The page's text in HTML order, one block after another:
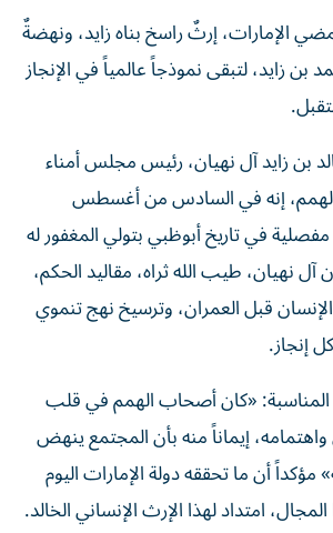
الإمارات، إرثٌ راسخ بناه زايد، ونهضةٌ
بن زايد، لتبقى نموذجاً عالمياً في الإنجاز
بن زايد آل نهيان، رئيس مجلس أمناء
إنه في السادس من أغسطس
مفصلية في تاريخ أبوظبي بتولي المغفور له
نهيان، طيب الله ثراه، مقاليد الحكم،
الإنسان قبل العمران، وترسيخ نهج تنموي
إنجاز.
«كان أصحاب الهمم في قلب
إيماناً منه بأن المجتمع ينهض
مؤكداً أن ما تحققه دولة الإمارات اليوم
امتداد لهذا الإرث الإنساني الخالد.